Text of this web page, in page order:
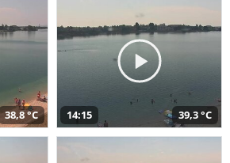
38,8 °C 14:15 39,3 °C